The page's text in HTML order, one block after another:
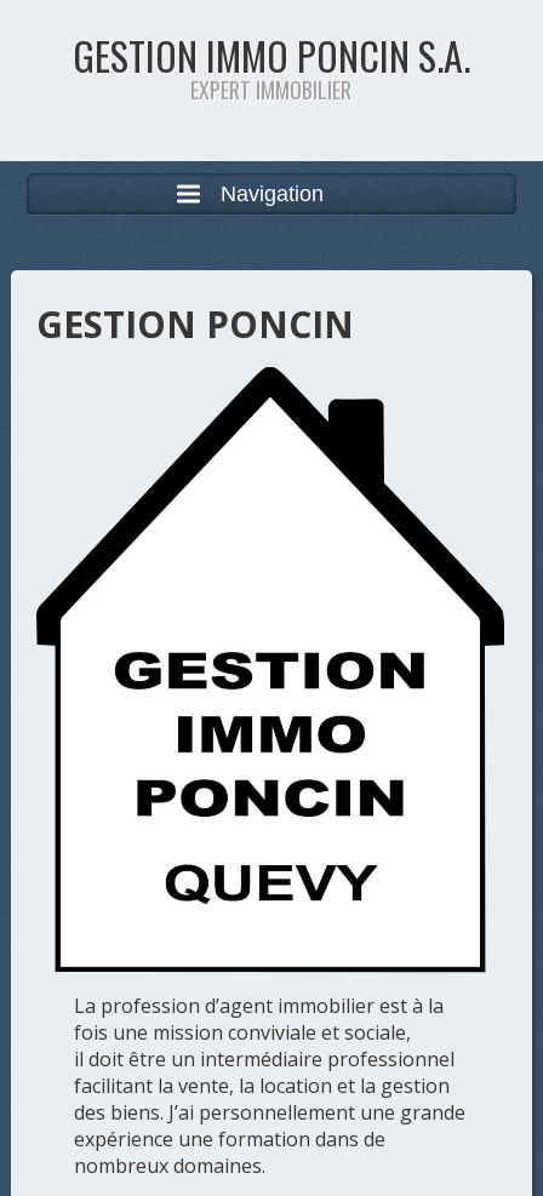
GESTION IMMO PONCIN S.A.
EXPERT IMMOBILIER
Navigation
GESTION PONCIN
La profession d’agent immobilier est à la
fois une mission conviviale et sociale,
il doit être un intermédiaire professionnel
facilitant la vente, la location et la gestion
des biens. J’ai personnellement une grande
expérience une formation dans de
nombreux domaines.